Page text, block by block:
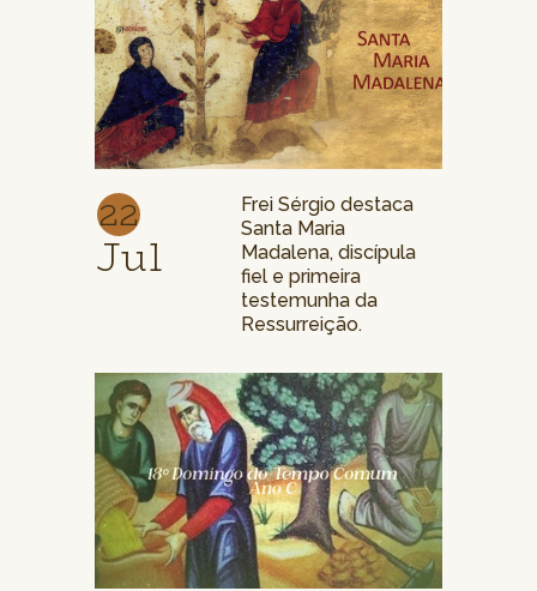
22
Jul
Frei Sérgio destaca
Santa Maria
Madalena, discípula
fiel e primeira
testemunha da
Ressurreição.